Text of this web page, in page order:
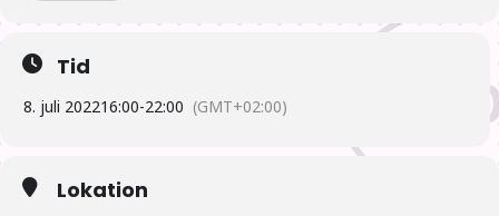
16:00 Der åbnes
vejret ikke er til grill, så går vi efter mad i stedet.
18:00 Nyheder fra Japan. Vi satser på at der er “nyheder fra
Tid
8. juli 202216:00-22:00 (GMT+02:00)
Lokation